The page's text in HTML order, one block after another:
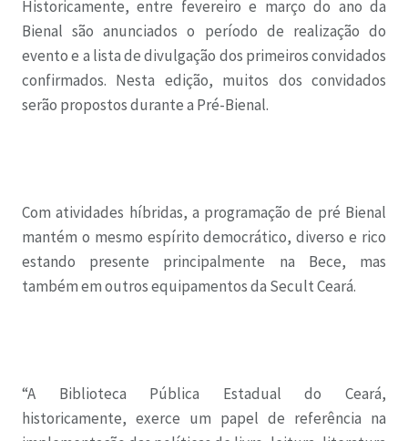
Historicamente, entre fevereiro e março do ano da
Bienal são anunciados o período de realização do
evento e a lista de divulgação dos primeiros convidados
confirmados. Nesta edição, muitos dos convidados
serão propostos durante a Pré-Bienal.
Com atividades híbridas, a programação de pré Bienal
mantém o mesmo espírito democrático, diverso e rico
estando presente principalmente na Bece, mas
também em outros equipamentos da Secult Ceará.
“A Biblioteca Pública Estadual do Ceará,
historicamente, exerce um papel de referência na